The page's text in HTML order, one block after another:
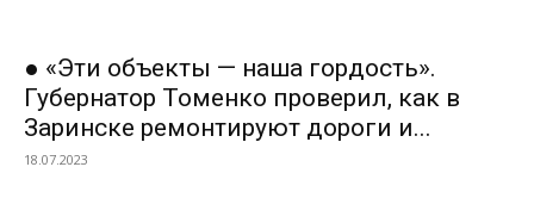
● «Эти объекты — наша гордость».
Губернатор Томенко проверил, как в
Заринске ремонтируют дороги и...
18.07.2023